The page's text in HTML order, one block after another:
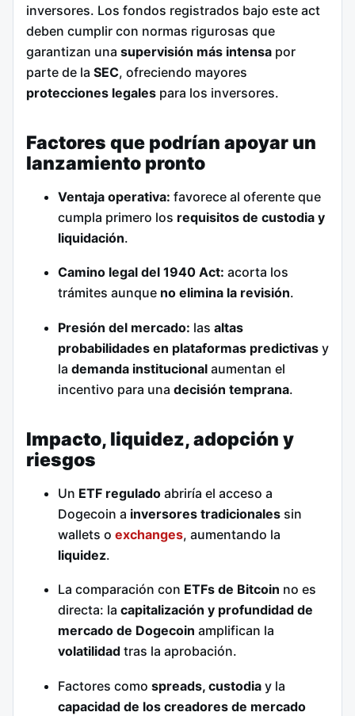
inversores. Los fondos registrados bajo este act
deben cumplir con normas rigurosas que
garantizan una supervisión más intensa por
parte de la SEC, ofreciendo mayores
protecciones legales para los inversores.
Factores que podrían apoyar un
lanzamiento pronto
Ventaja operativa: favorece al oferente que
cumpla primero los requisitos de custodia y
liquidación.
Camino legal del 1940 Act: acorta los
trámites aunque no elimina la revisión.
Presión del mercado: las altas
probabilidades en plataformas predictivas y
la demanda institucional aumentan el
incentivo para una decisión temprana.
Impacto, liquidez, adopción y
riesgos
Un ETF regulado abriría el acceso a
Dogecoin a inversores tradicionales sin
wallets o exchanges, aumentando la
liquidez.
La comparación con ETFs de Bitcoin no es
directa: la capitalización y profundidad de
mercado de Dogecoin amplifican la
volatilidad tras la aprobación.
Factores como spreads, custodia y la
capacidad de los creadores de mercado